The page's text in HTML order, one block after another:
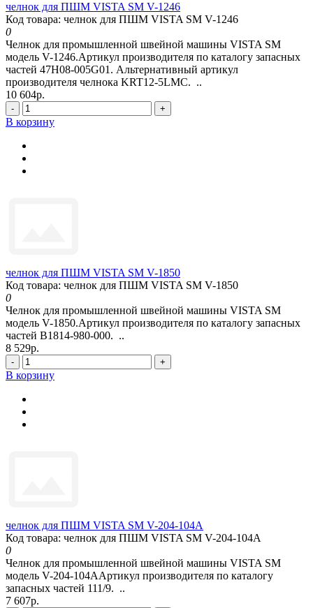
челнок для ПШМ VISTA SM V-1246
Код товара: челнок для ПШМ VISTA SM V-1246
0
Челнок для промышленной швейной машины VISTA SM
модель V-1246.Артикул производителя по каталогу запасных
частей 47H08-005G01. Альтернативный артикул
производителя челнока KRT12-5LMC. ..
10 604р.
- +
В корзину
челнок для ПШМ VISTA SM V-1850
Код товара: челнок для ПШМ VISTA SM V-1850
0
Челнок для промышленной швейной машины VISTA SM
модель V-1850.Артикул производителя по каталогу запасных
частей B1814-980-000. ..
8 529р.
- +
В корзину
челнок для ПШМ VISTA SM V-204-104A
Код товара: челнок для ПШМ VISTA SM V-204-104A
0
Челнок для промышленной швейной машины VISTA SM
модель V-204-104AАртикул производителя по каталогу
запасных частей 111/9. ..
7 607р.